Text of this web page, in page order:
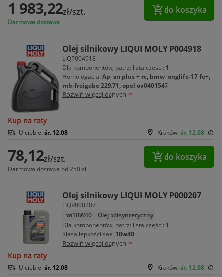
1 983,22zł/szt.
Darmowa dostawa
do koszyka
Olej silnikowy LIQUI MOLY P004918
LIQP004918
Dla komponentów, patrz: lista części: 1
Homologacja: Api sn plus + rc, bmw longlife-17 fe+,
mb-freigabe 229.71, opel ov0401547
Rozwiń więcej danych
Kup na raty
Kraków: śr. 12.08
U ciebie: śr. 12.08
78,12zł/szt.
Darmowa dostawa od 250 zł
do koszyka
Olej silnikowy LIQUI MOLY P000207
LIQP000207
10W40
Olej półsyntetyczny
Dla komponentów, patrz: lista części: 1
Klasa lepkości sae: 10w40
Rozwiń więcej danych
Kup na raty
Kraków: śr. 12.08
U ciebie: śr. 12.08